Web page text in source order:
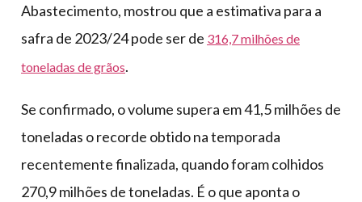
Abastecimento, mostrou que a estimativa para a
safra de 2023/24 pode ser de 316,7 milhões de
toneladas de grãos.
Se confirmado, o volume supera em 41,5 milhões de
toneladas o recorde obtido na temporada
recentemente finalizada, quando foram colhidos
270,9 milhões de toneladas. É o que aponta o